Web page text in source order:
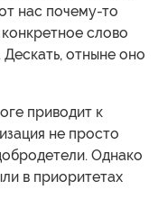
нас почему-то
слово
отныне оно
приводит к
не просто
Однако
в приоритетах